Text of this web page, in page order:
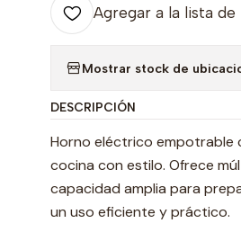
Agregar a la lista
Mostrar stock de
DESCRIPCIÓN
Horno eléctrico empotrable
cocina con estilo. Ofrece
capacidad amplia para
un uso eficiente y práctico.